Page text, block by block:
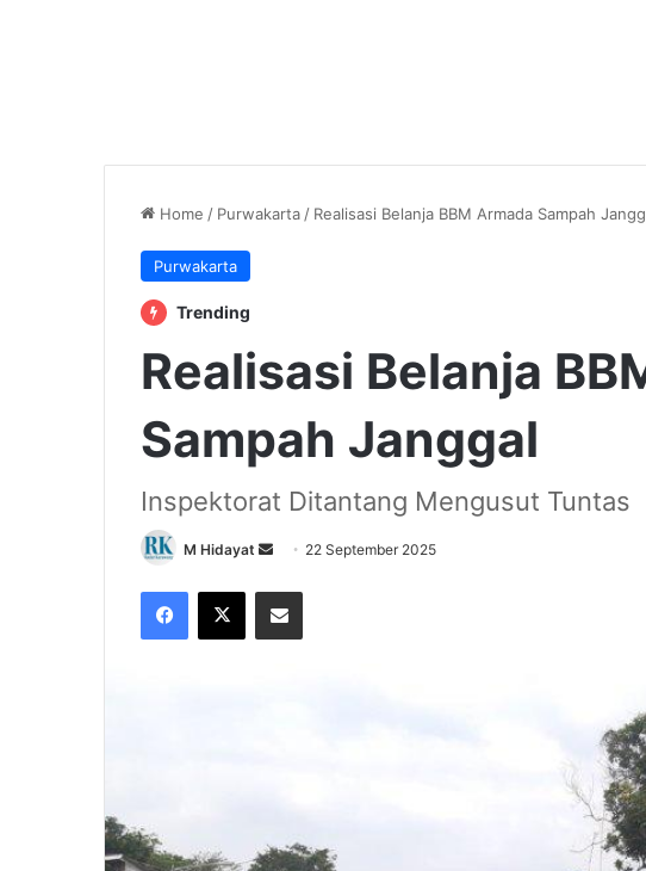
Home / Purwakarta / ‎Realisasi Belanja BBM Armada Sampah
Purwakarta
Trending
‎Realisasi Belanja
Sampah Janggal
‎Inspektorat Ditantang Mengusut Tuntas
M Hidayat
Send
email
22 September 2025
Facebook
X Share via Email